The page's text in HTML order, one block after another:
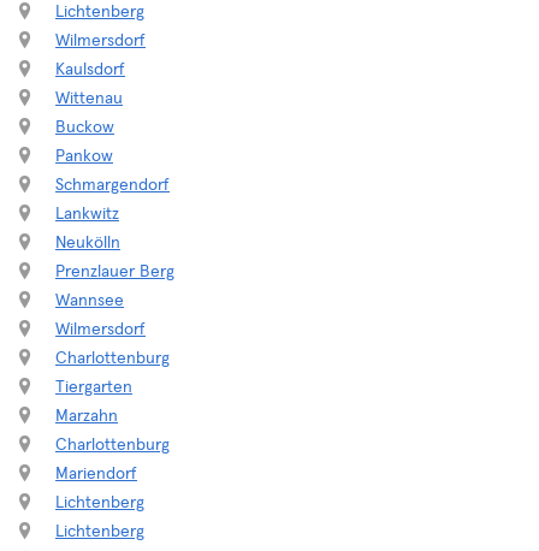
Lichtenberg
Wilmersdorf
Kaulsdorf
Wittenau
Buckow
Pankow
Schmargendorf
Lankwitz
Neukölln
Prenzlauer Berg
Wannsee
Wilmersdorf
Charlottenburg
Tiergarten
Marzahn
Charlottenburg
Mariendorf
Lichtenberg
Lichtenberg